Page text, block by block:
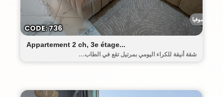
رياض صوفيا
Appartement 2 ch, 3e étage...
شقة أنيقة للكراء اليومي بمرتيل تقع في الطاب...
CODE: 736